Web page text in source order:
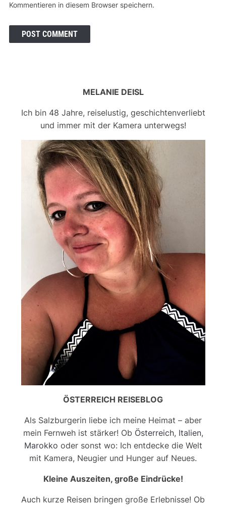
Kommentieren in diesem Browser speichern.
MELANIE DEISL
Ich bin 48 Jahre, reiselustig, geschichtenverliebt
und immer mit der Kamera unterwegs!
ÖSTERREICH REISEBLOG
Als Salzburgerin liebe ich meine Heimat – aber
mein Fernweh ist stärker! Ob Österreich, Italien,
Marokko oder sonst wo: Ich entdecke die Welt
mit Kamera, Neugier und Hunger auf Neues.
Kleine Auszeiten, große Eindrücke!
Auch kurze Reisen bringen große Erlebnisse! Ob